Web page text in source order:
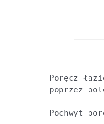
Poręcz
poprzez